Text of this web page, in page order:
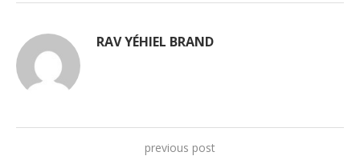
RAV YÉHIEL BRAND
previous post